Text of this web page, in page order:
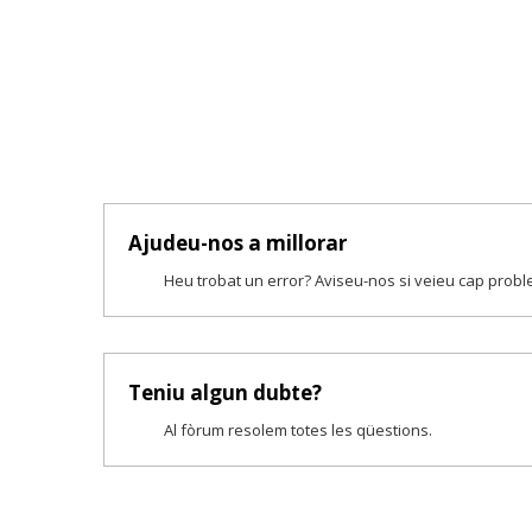
Ajudeu-nos a millorar
Heu trobat un error? Aviseu-nos si veieu cap
Teniu algun dubte?
Al fòrum resolem totes les qüestions.